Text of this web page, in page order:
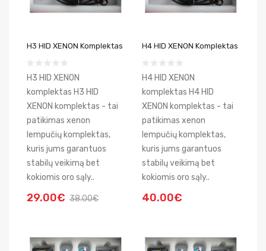
H3 HID XENON Komplektas
H3 HID XENON
komplektas H3 HID
XENON komplektas - tai
patikimas xenon
lempučių komplektas,
kuris jums garantuos
stabilų veikimą bet
kokiomis oro sąly..
29.00€ 38.00€
H4 HID XENON Komplektas
H4 HID XENON
komplektas H4 HID
XENON komplektas - tai
patikimas xenon
lempučių komplektas,
kuris jums garantuos
stabilų veikimą bet
kokiomis oro sąly..
40.00€